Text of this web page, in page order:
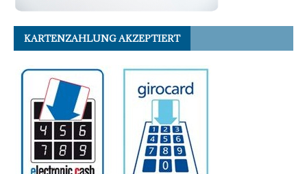
KARTENZAHLUNG AKZEPTIERT